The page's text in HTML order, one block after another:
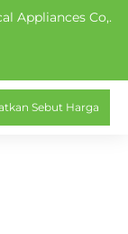
Appliances Co,.
Sebut Harga